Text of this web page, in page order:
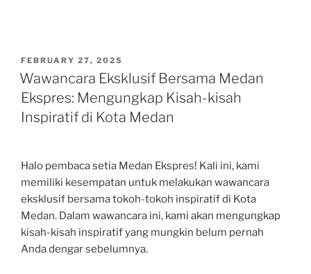
POSTED
ON
FEBRUARY 27, 2025
Wawancara Eksklusif Bersama Medan
Ekspres: Mengungkap Kisah-kisah
Inspiratif di Kota Medan
Halo pembaca setia Medan Ekspres! Kali ini, kami
memiliki kesempatan untuk melakukan wawancara
eksklusif bersama tokoh-tokoh inspiratif di Kota
Medan. Dalam wawancara ini, kami akan mengungkap
kisah-kisah inspiratif yang mungkin belum pernah
Anda dengar sebelumnya.